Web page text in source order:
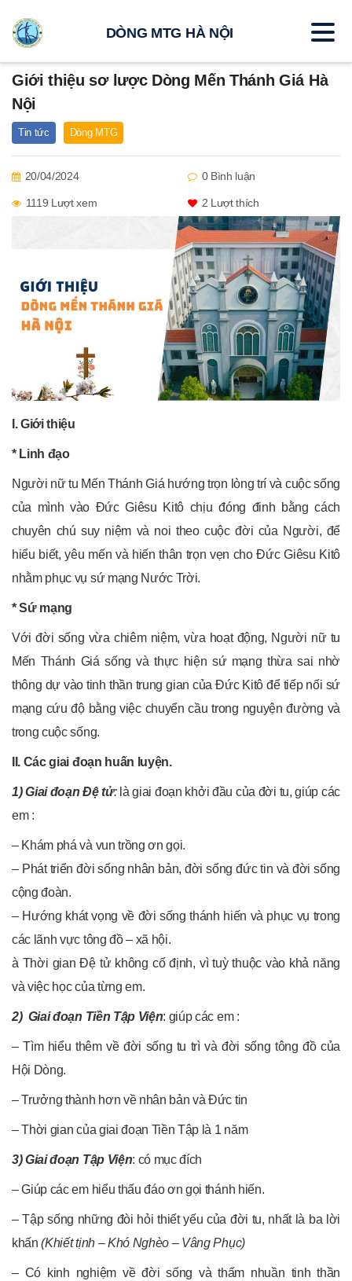
Giới thiệu sơ lược Dòng Mến Thánh Giá Hà
Nội
Tin tức Dòng MTG
20/04/2024 0 Bình luận
1119 Lượt xem 2 Lượt thích
I. Giới thiệu
* Linh đạo
Người nữ tu Mến Thánh Giá hướng trọn lòng trí và cuộc sống
của mình vào Đức Giêsu Kitô chịu đóng đinh bằng cách
chuyên chú suy niệm và noi theo cuộc đời của Người, để
hiểu biết, yêu mến và hiến thân trọn vẹn cho Đức Giêsu Kitô
nhằm phục vụ sứ mạng Nước Trời.
* Sứ mạng
Với đời sống vừa chiêm niệm, vừa hoạt động, Người nữ tu
Mến Thánh Giá sống và thực hiện sứ mạng thừa sai nhờ
thông dự vào tinh thần trung gian của Đức Kitô để tiếp nối sứ
mạng cứu độ bằng việc chuyển cầu trong nguyện đường và
trong cuộc sống.
II. Các giai đoạn huấn luyện.
1) Giai đoạn Đệ tử:là giai đoạn khởi đầu của đời tu, giúp các
em :
– Khám phá và vun trồng ơn gọi.
– Phát triển đời sống nhân bản, đời sống đức tin và đời sống
cộng đoàn.
– Hướng khát vọng về đời sống thánh hiến và phục vụ trong
các lãnh vực tông đồ – xã hội.
à Thời gian Đệ tử không cố định, vì tuỳ thuộc vào khả năng
và việc học của từng em.
2) Giai đoạn Tiền Tập Viện: giúp các em :
– Tìm hiểu thêm về đời sống tu trì và đời sống tông đồ của
Hội Dòng.
– Trưởng thành hơn về nhân bản và Đức tin
– Thời gian của giai đoạn Tiền Tập là 1 năm
3) Giai đoạn Tập Viện: có mục đích
– Giúp các em hiểu thấu đáo ơn gọi thánh hiến.
– Tập sống những đòi hỏi thiết yếu của đời tu, nhất là ba lời
khấn(Khiết tịnh – Khó Nghèo – Vâng Phục)
– Có kinh nghiệm về đời sống và thấm nhuần tinh thần
DÒNG MTG HÀ NỘI